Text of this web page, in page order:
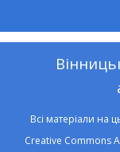
Всі матеріали на
Creative Commons